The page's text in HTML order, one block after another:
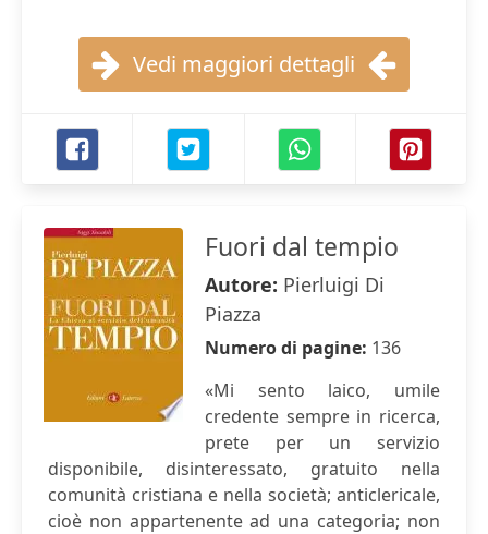
Vedi maggiori dettagli
Fuori dal tempio
Autore: Pierluigi Di
Piazza
Numero di pagine: 136
«Mi sento laico, umile
credente sempre in ricerca,
prete per un servizio
disponibile, disinteressato, gratuito nella
comunità cristiana e nella società; anticlericale,
cioè non appartenente ad una categoria; non